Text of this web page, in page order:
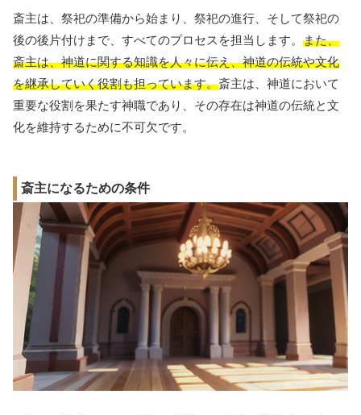
斎主は、祭祀の準備から始まり、祭祀の進行、そして祭祀の
後の後片付けまで、すべてのプロセスを担当します。 また、
斎主は、神道に関する知識を人々に伝え、神道の伝統や文化
を継承していく役割も担っています。斎主は、神道において
重要な役割を果たす神職であり、その存在は神道の伝統と文
化を維持するために不可欠です。
斎主になるための条件